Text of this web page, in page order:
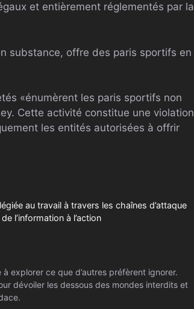
et entièrement réglementés par la
substance, offre des paris sportifs en
«énumèrent les paris sportifs non
Cette activité constitue une violation
les entités autorisées à offrir
au travail à travers les chaînes d’attaque
l’information à l’action
explorer ce que d’autres préfèrent ignorer.
dévoiler les dessous des mondes interdits et